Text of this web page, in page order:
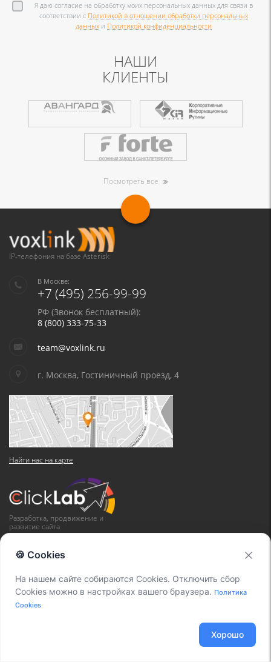
Я даю согласие на обработку моих персональных данных для связи в
соответствии с Политикой в отношении обработки персональных
данных и Политикой конфиденциальности
НАШИ
КЛИЕНТЫ
Посмотреть все
IP-телефония на базе Asterisk
В Москве:
+7 (495) 256-99-99
РФ (Звонок бесплатный):
8 (800) 333-75-33
team@voxlink.ru
г. Москва, Гостиничный проезд, 4
Найти нас на карте
Разработка, продвижение и
развитие сайта
Новые статьи
🍪 Cookies
На нашем сайте собираются Cookies. Отключить сбор
Cookies можно в настройках вашего браузера. Политика
Cookies
Хорошо